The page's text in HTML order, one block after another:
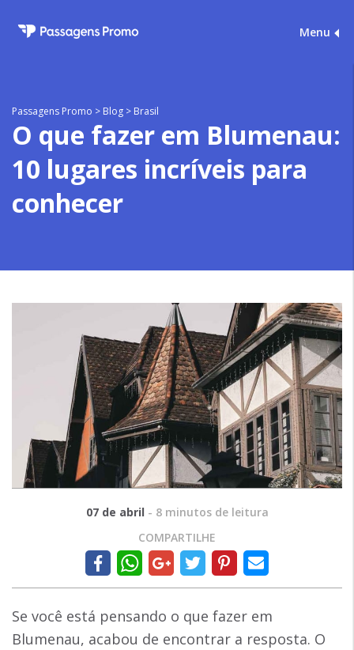
Menu
Passagens Promo > Blog > Brasil
O que fazer em Blumenau:
10 lugares incríveis para
conhecer
07 de abril - 8 minutos de leitura
COMPARTILHE
Se você está pensando o que fazer em
Blumenau, acabou de encontrar a resposta. O